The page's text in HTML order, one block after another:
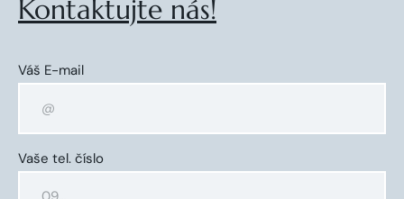
Kontaktujte nás!
Váš E-mail
Vaše tel. číslo